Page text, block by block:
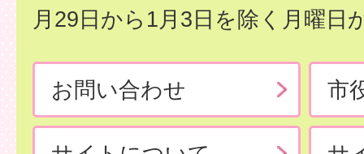
月29日から1月3日を除く月曜日
お問い合わせ 市